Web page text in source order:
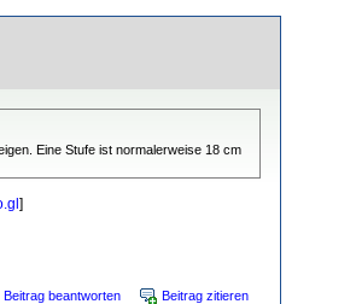
Eine Stufe ist normalerweise 18 cm
]
Beitrag beantworten Beitrag zitieren